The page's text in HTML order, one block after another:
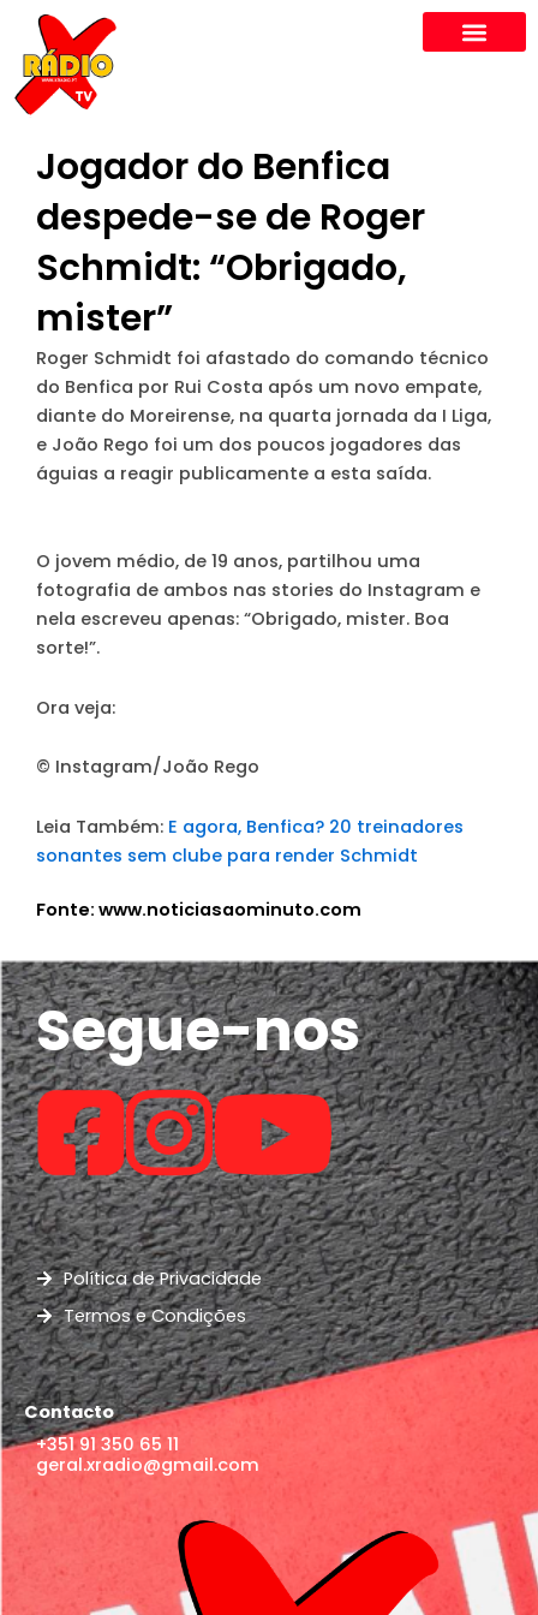
content
Jogador do Benfica
despede-se de Roger
Schmidt: “Obrigado,
mister”
Roger Schmidt foi afastado do comando técnico
do Benfica por Rui Costa após um novo empate,
diante do Moreirense, na quarta jornada da I Liga,
e João Rego foi um dos poucos jogadores das
águias a reagir publicamente a esta saída.
O jovem médio, de 19 anos, partilhou uma
fotografia de ambos nas stories do Instagram e
nela escreveu apenas: “Obrigado, mister. Boa
sorte!”.
Ora veja:
© Instagram/João Rego
Leia Também: E agora, Benfica? 20 treinadores
sonantes sem clube para render Schmidt
Fonte: www.noticiasaominuto.com
Segue-nos
Política de Privacidade
Termos e Condições
Contacto
+351 91 350 65 11
geral.xradio@gmail.com